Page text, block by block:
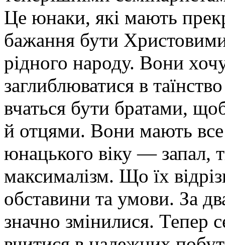
Це юнаки, які мають
бажання бути
рідного народу. Вони
заглиблюватися в
вчаться бути братами,
й отцями. Вони мають
юнацького віку — запал,
максималізм. Що їх
обставини та умови. За
значно змінилися. Тепер